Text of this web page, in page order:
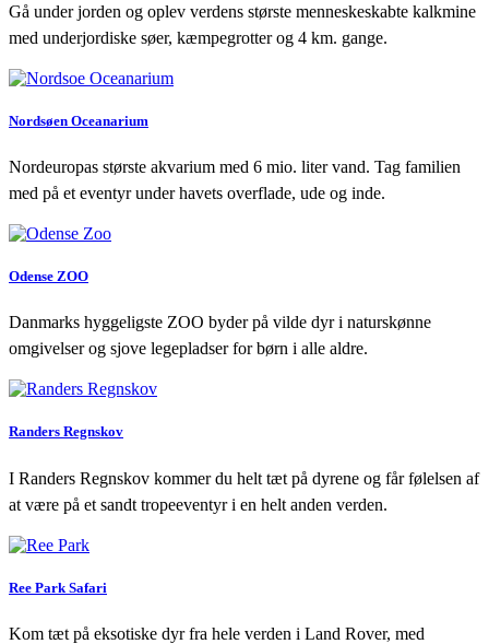
Gå under jorden og oplev verdens største menneskeskabte kalkmine
med underjordiske søer, kæmpegrotter og 4 km. gange.
Nordsøen Oceanarium
Nordeuropas største akvarium med 6 mio. liter vand. Tag familien
med på et eventyr under havets overflade, ude og inde.
Odense ZOO
Danmarks hyggeligste ZOO byder på vilde dyr i naturskønne
omgivelser og sjove legepladser for børn i alle aldre.
Randers Regnskov
I Randers Regnskov kommer du helt tæt på dyrene og får følelsen af
at være på et sandt tropeeventyr i en helt anden verden.
Ree Park Safari
Kom tæt på eksotiske dyr fra hele verden i Land Rover, med